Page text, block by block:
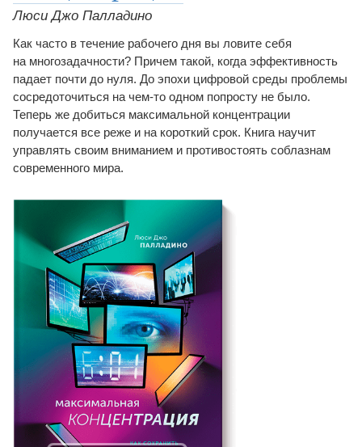
Люси Джо Палладино
Как часто в течение рабочего дня вы ловите себя
на многозадачности? Причем такой, когда эффективность
падает почти до нуля. До эпохи цифровой среды проблемы
сосредоточиться на чем-то одном попросту не было.
Теперь же добиться максимальной концентрации
получается все реже и на короткий срок. Книга научит
управлять своим вниманием и противостоять соблазнам
современного мира.